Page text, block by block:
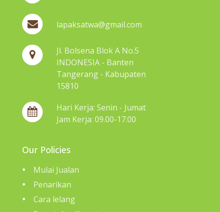
lapaksatwa@gmail.com
Jl. Bolsena Blok A No.5
INDONESIA - Banten
Tangerang - Kabupaten
15810
Hari Kerja: Senin - Jumat
Jam Kerja: 09.00-17.00
Our Policies
Mulai Jualan
Penarikan
Cara lelang